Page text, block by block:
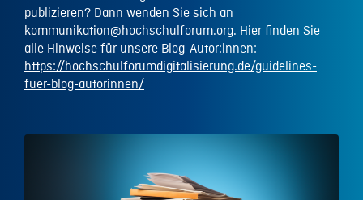
publizieren? Dann wenden Sie sich an
kommunikation@hochschulforum.org. Hier finden Sie
alle Hinweise für unsere Blog-Autor:innen:
https://hochschulforumdigitalisierung.de/guidelines-
fuer-blog-autorinnen/